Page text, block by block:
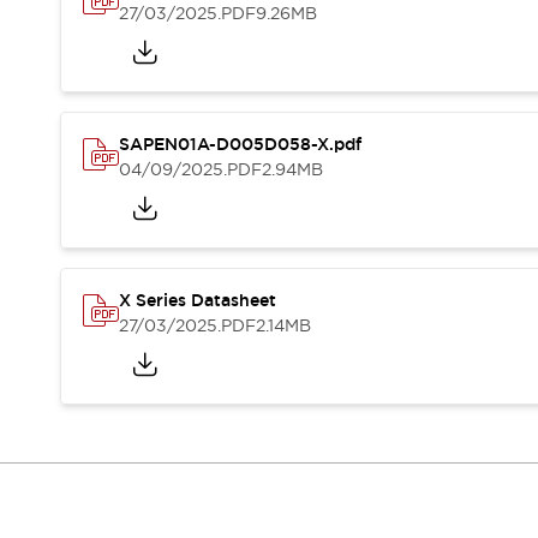
Où acheter
Distributeurs en ligne
27/03/2025.PDF9.26MB
SAPEN01A-D005D058-X.pdf
04/09/2025.PDF2.94MB
X Series Datasheet
27/03/2025.PDF2.14MB